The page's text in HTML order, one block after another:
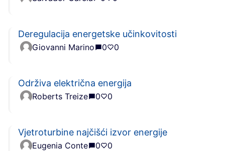
Deregulacija energetske učinkovitosti
Giovanni Marino 0 0
Održiva električna energija
Roberts Treize 0 0
Vjetroturbine najčišći izvor energije
Eugenia Conte 0 0